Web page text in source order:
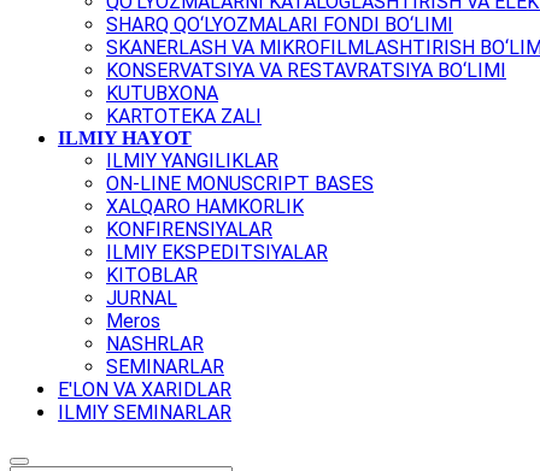
SHARQ QO‘LYOZMALARI FONDI BO‘LIMI
SKANERLASH VA MIKROFILMLASHTIRISH
KONSERVATSIYA VA RESTAVRATSIYA BO‘LIMI
KUTUBXONA
KARTOTEKA ZALI
ILMIY HAYOT
ILMIY YANGILIKLAR
ON-LINE MONUSCRIPT BASES
XALQARO HAMKORLIK
KONFIRENSIYALAR
ILMIY EKSPEDITSIYALAR
KITOBLAR
JURNAL
Meros
NASHRLAR
SEMINARLAR
E'LON VA XARIDLAR
ILMIY SEMINARLAR